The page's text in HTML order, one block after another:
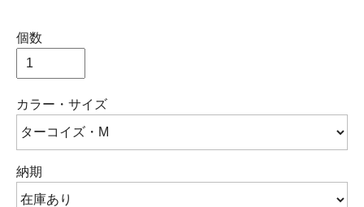
個数
カラー・サイズ
納期